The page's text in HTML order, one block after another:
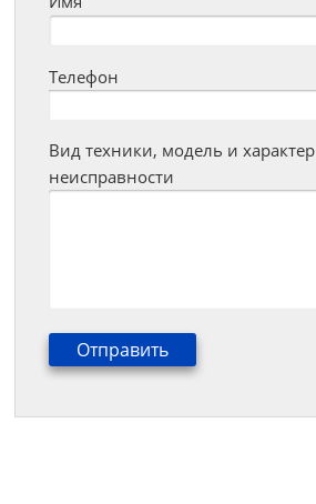
Телефон
Вид техники, модель и характер
неисправности